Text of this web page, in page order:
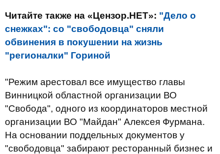
Читайте также на «Цензор.НЕТ»: "Дело о
снежках": со "свободовца" сняли
обвинения в покушении на жизнь
"регионалки" Гориной
"Режим арестовал все имущество главы
Винницкой областной организации ВО
"Свобода", одного из координаторов местной
организации ВО "Майдан" Алексея Фурмана.
На основании поддельных документов у
"свободовца" забирают ресторанный бизнес и